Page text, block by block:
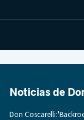
Noticias de
Don